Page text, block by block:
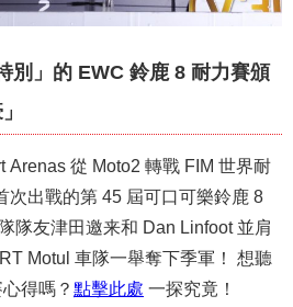
別」的 EWC 鈴鹿 8 耐力賽頒
Arenas 從 Moto2 轉戰 FIM 世界耐
次出戰的第 45 屆可口可樂鈴鹿 8
隊友津田邀来和 Dan Linfoot 並肩
Motul 車隊一舉奪下季軍！ 想聽
得嗎？ 點擊此處 一探究竟！